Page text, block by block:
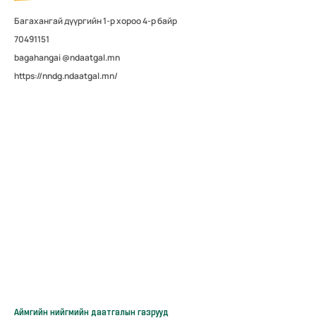
Багахангай дүүргийн 1-р хороо 4-р байр
70491151
bagahangai @ndaatgal.mn
https://nndg.ndaatgal.mn/
Аймгийн нийгмийн даатгалын газрууд